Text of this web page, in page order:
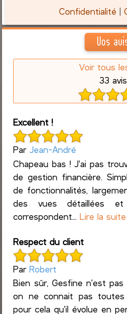
Confidentialité |
Vos
Voir tous
33 avis
Excellent !
Par Jean-André
Chapeau bas ! J'ai pas
de gestion financière.
de fonctionnalités,
des vues détaillées
correspondent...Lire la suite
Respect du client
ParRobert
Bien sûr, Gesfine n'est
on ne connait pas
pour cela qu'il évolue en